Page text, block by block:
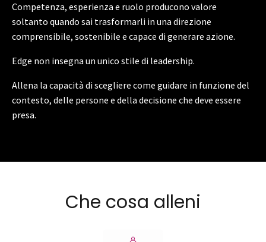
Competenza, esperienza e ruolo producono valore
soltanto quando sai trasformarli in una direzione
comprensibile, sostenibile e capace di generare azione.
Edge non insegna un unico stile di leadership.
Allena la capacità di scegliere come guidare in funzione del
contesto, delle persone e della decisione che deve essere
presa.
Che cosa alleni